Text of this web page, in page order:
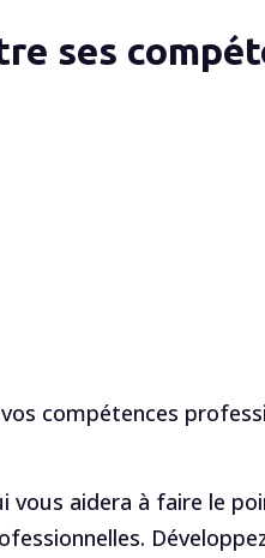
ses
compétences
aidera à faire le